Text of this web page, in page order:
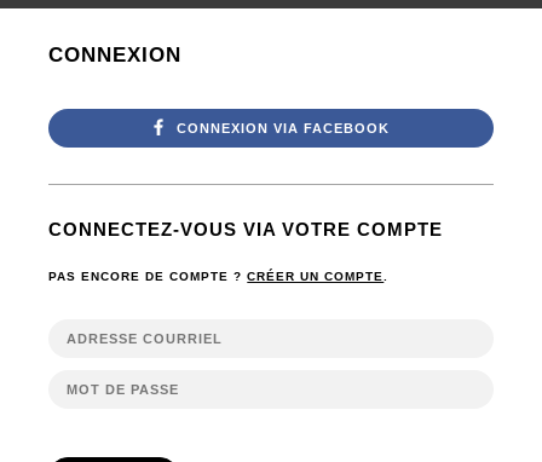
CONNEXION
CONNEXION VIA FACEBOOK
CONNECTEZ-VOUS VIA VOTRE COMPTE
PAS ENCORE DE COMPTE ?CRÉER UN COMPTE